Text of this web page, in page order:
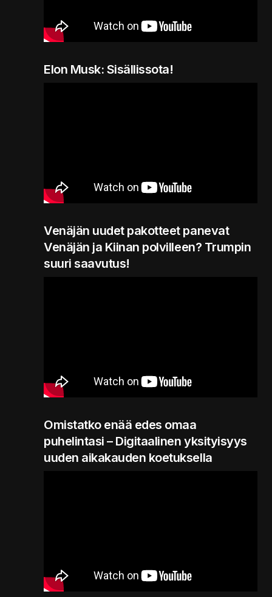
Elon Musk: Sisällissota!
Venäjän uudet pakotteet panevat
Venäjän ja Kiinan polvilleen? Trumpin
suuri saavutus!
Omistatko enää edes omaa
puhelintasi – Digitaalinen yksityisyys
uuden aikakauden koetuksella